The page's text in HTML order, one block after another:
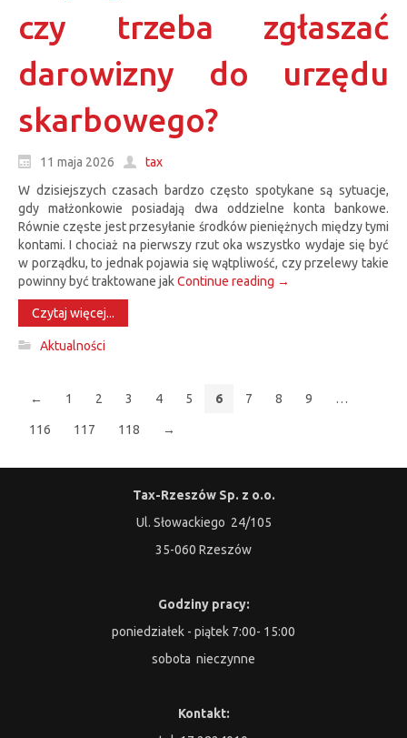
czy trzeba zgłaszać
darowizny do urzędu
skarbowego?
11 maja 2026
tax
W dzisiejszych czasach bardzo często spotykane są sytuacje,
gdy małżonkowie posiadają dwa oddzielne konta bankowe.
Równie częste jest przesyłanie środków pieniężnych między tymi
kontami. I chociaż na pierwszy rzut oka wszystko wydaje się być
w porządku, to jednak pojawia się wątpliwość, czy przelewy takie
powinny być traktowane jakContinue reading →
Czytaj więcej...
Aktualności
← 1 2 3 4 5 6 7 8 9 …
116 117 118 →
Tax-Rzeszów Sp. z o.o.
Ul. Słowackiego 24/105
35-060 Rzeszów
Godziny pracy:
poniedziałek - piątek 7:00- 15:00
sobota nieczynne
Kontakt: